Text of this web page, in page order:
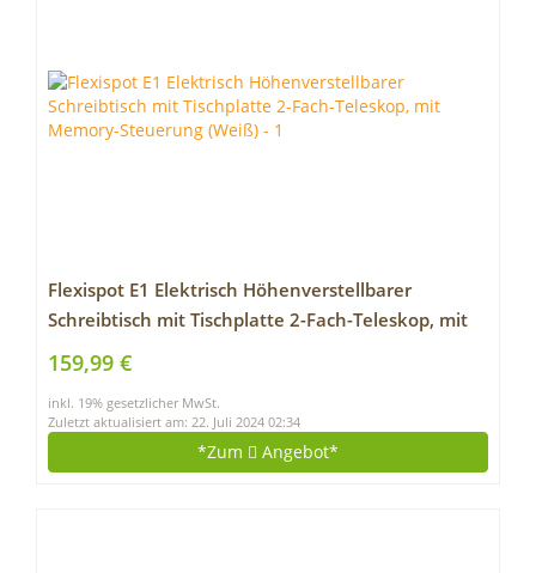
Flexispot E1 Elektrisch Höhenverstellbarer
Schreibtisch mit Tischplatte 2-Fach-Teleskop, mit
Memory-Steuerung (Weiß)
159,99 €
inkl. 19% gesetzlicher MwSt.
Zuletzt aktualisiert am: 22. Juli 2024 02:34
*Zum Angebot*